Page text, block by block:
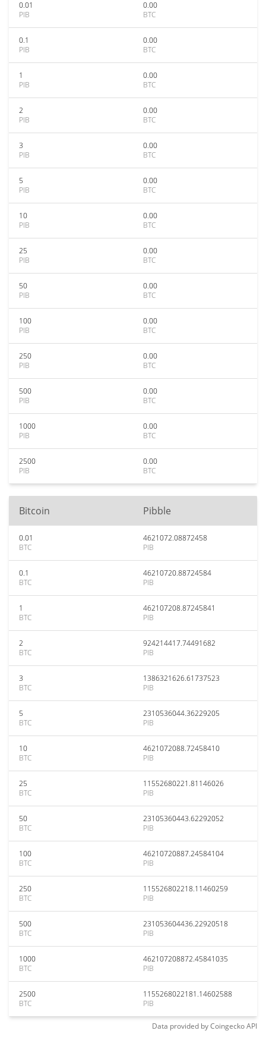
0.01
PIB
0.00
BTC
0.1
PIB
0.00
BTC
1
PIB
0.00
BTC
2
PIB
0.00
BTC
3
PIB
0.00
BTC
5
PIB
0.00
BTC
10
PIB
0.00
BTC
25
PIB
0.00
BTC
50
PIB
0.00
BTC
100
PIB
0.00
BTC
250
PIB
0.00
BTC
500
PIB
0.00
BTC
1000
PIB
0.00
BTC
2500
PIB
0.00
BTC
Bitcoin Pibble
0.01
BTC
4621072.08872458
PIB
0.1
BTC
46210720.88724584
PIB
1
BTC
462107208.87245841
PIB
2
BTC
924214417.74491682
PIB
3
BTC
1386321626.61737523
PIB
5
BTC
2310536044.36229205
PIB
10
BTC
4621072088.72458410
PIB
25
BTC
11552680221.81146026
PIB
50
BTC
23105360443.62292052
PIB
100
BTC
46210720887.24584104
PIB
250
BTC
115526802218.11460259
PIB
500
BTC
231053604436.22920518
PIB
1000
BTC
462107208872.45841035
PIB
2500
BTC
1155268022181.14602588
PIB
Data provided byCoingeckoAPI